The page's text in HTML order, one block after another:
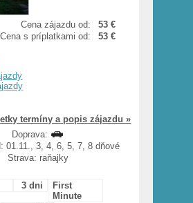
Cena zájazdu od:
53 €
Cena s príplatkami od:
53 €
termíny a popis zájazdu »
Doprava:
01.11., 3, 4, 6, 5, 7, 8 dňové
Strava: raňajky
3 dni
First
Minute